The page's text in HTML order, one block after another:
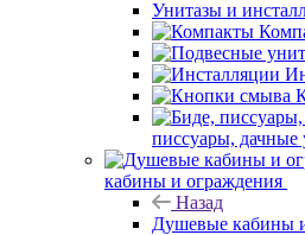
Унитазы и
писсуары, дачные
кабины и ограждения
Назад
Душевые кабины